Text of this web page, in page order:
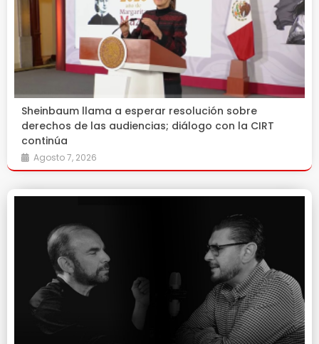
Sheinbaum llama a esperar resolución sobre
derechos de las audiencias; diálogo con la CIRT
continúa
Agosto 7, 2026